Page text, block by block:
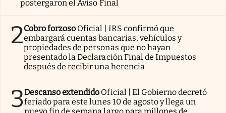
postergaron el Aviso Final
2Cobro forzoso Oficial | IRS confirmó que
embargará cuentas bancarias, vehículos y
propiedades de personas que no hayan
presentado la Declaración Final de Impuestos
después de recibir una herencia
3Descanso extendido Oficial | El Gobierno decretó
feriado para este lunes 10 de agosto y llega un